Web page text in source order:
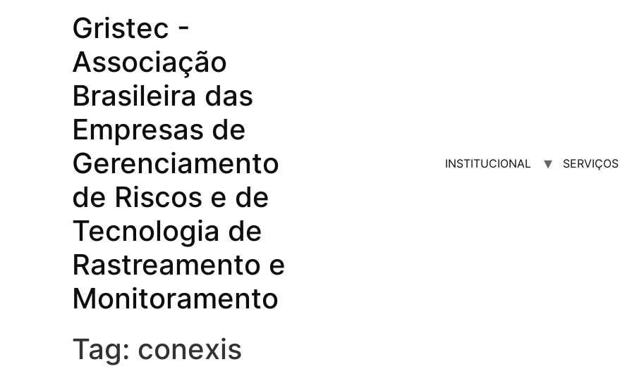
Gristec -
Associação
Brasileira das
Empresas de
Gerenciamento
de Riscos e de
Tecnologia de
Rastreamento e
Monitoramento
INSTITUCIONAL SERVIÇOS
Tag: conexis